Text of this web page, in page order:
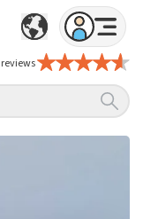
reviews